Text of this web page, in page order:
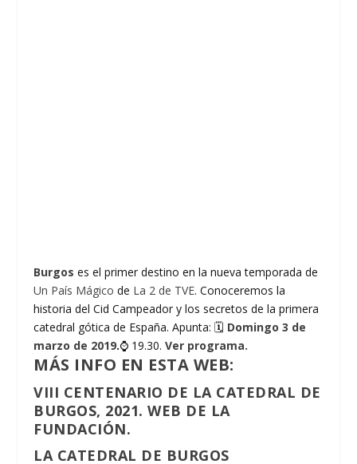
Burgos es el primer destino en la nueva temporada de
Un País Mágico de La 2 de TVE. Conoceremos la
historia del Cid Campeador y los secretos de la primera
catedral gótica de España. Apunta: 🗓️ Domingo 3 de
marzo de 2019.⌚️ 19.30.Ver programa.
MÁS INFO EN ESTA WEB:
VIII CENTENARIO DE LA CATEDRAL DE
BURGOS, 2021. WEB DE LA
FUNDACIÓN.
LA CATEDRAL DE BURGOS